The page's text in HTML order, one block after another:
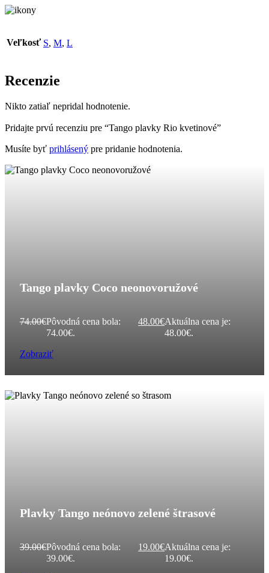
Veľkosť S, M, L
Recenzie
Nikto zatiaľ nepridal hodnotenie.
Pridajte prvú recenziu pre “Tango plavky Rio kvetinové”
Musíte byť prihlásený pre pridanie hodnotenia.
Tango plavky Coco neonovoružové
74.00€Pôvodná cena bola:
74.00€.
48.00€Aktuálna cena je:
48.00€.
Zobraziť
Plavky Tango neónovo zelené štrasové
39.00€Pôvodná cena bola:
39.00€.
19.00€Aktuálna cena je:
19.00€.